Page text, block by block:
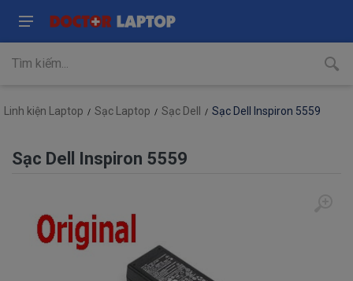
Linh kiện Laptop Sạc Laptop Sạc Dell Sạc Dell Inspiron 5559
Sạc Dell Inspiron 5559